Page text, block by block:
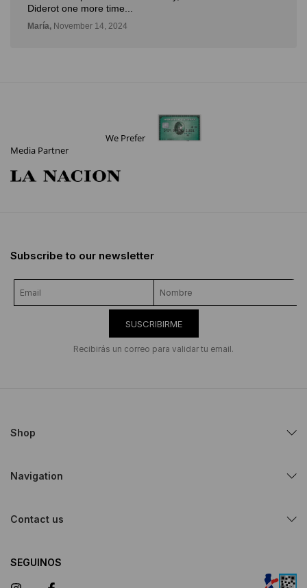
We Prefer
Media Partner
Subscribe to our newsletter
SUSCRIBIRME
Recibirás un correo para validar tu email.
Shop
Navigation
Contact us
SEGUINOS